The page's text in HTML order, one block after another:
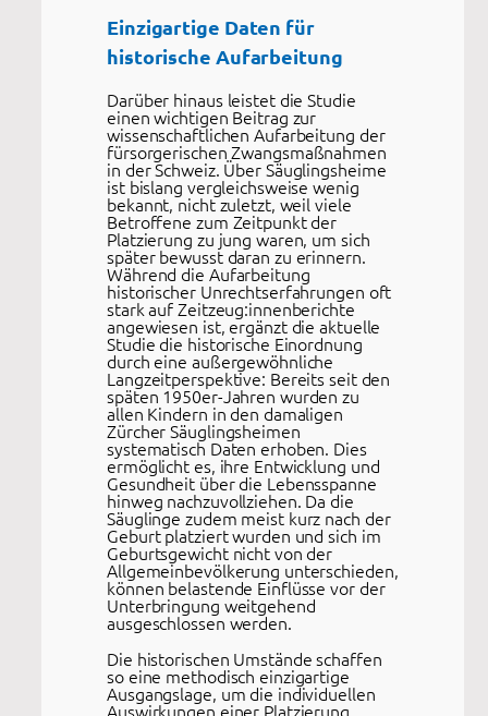
Einzigartige Daten für
historische Aufarbeitung
Darüber hinaus leistet die Studie
einen wichtigen Beitrag zur
wissenschaftlichen Aufarbeitung der
fürsorgerischen Zwangsmaßnahmen
in der Schweiz. Über Säuglingsheime
ist bislang vergleichsweise wenig
bekannt, nicht zuletzt, weil viele
Betroffene zum Zeitpunkt der
Platzierung zu jung waren, um sich
später bewusst daran zu erinnern.
Während die Aufarbeitung
historischer Unrechtserfahrungen oft
stark auf Zeitzeug:innenberichte
angewiesen ist, ergänzt die aktuelle
Studie die historische Einordnung
durch eine außergewöhnliche
Langzeitperspektive: Bereits seit den
späten 1950er-Jahren wurden zu
allen Kindern in den damaligen
Zürcher Säuglingsheimen
systematisch Daten erhoben. Dies
ermöglicht es, ihre Entwicklung und
Gesundheit über die Lebensspanne
hinweg nachzuvollziehen. Da die
Säuglinge zudem meist kurz nach der
Geburt platziert wurden und sich im
Geburtsgewicht nicht von der
Allgemeinbevölkerung unterschieden,
können belastende Einflüsse vor der
Unterbringung weitgehend
ausgeschlossen werden.
Die historischen Umstände schaffen
so eine methodisch einzigartige
Ausgangslage, um die individuellen
Auswirkungen einer Platzierung